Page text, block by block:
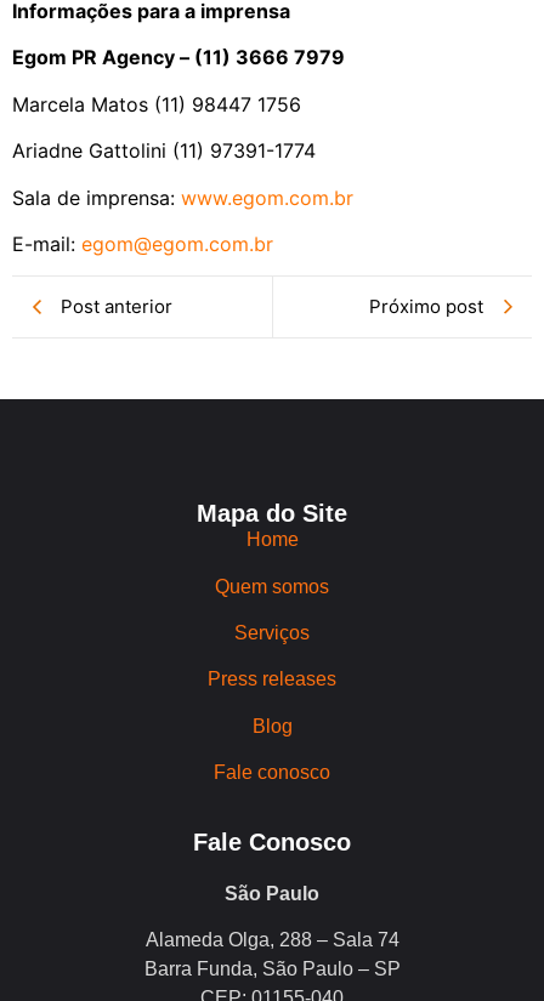
Informações para a imprensa
Egom PR Agency – (11) 3666 7979
Marcela Matos (11) 98447 1756
Ariadne Gattolini (11) 97391-1774
Sala de imprensa: www.egom.com.br
E-mail: egom@egom.com.br
Post anterior Próximo post
Mapa do Site
Home
Quem somos
Serviços
Press releases
Blog
Fale conosco
Fale Conosco
São Paulo
Alameda Olga, 288 – Sala 74
Barra Funda, São Paulo – SP